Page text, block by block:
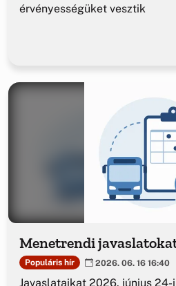
érvényességüket vesztik
Menetrendi
Populáris hír 2026. 06. 16 16:40
Javaslataikat 2026. június 24-